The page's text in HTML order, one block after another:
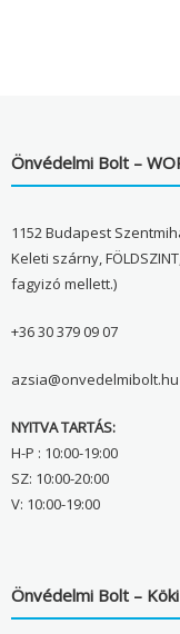
Önvédelmi Bolt –
1152 Budapest
Keleti szárny,
fagyizó mellett.)
+36 30 379 09 07
azsia@onvedelmibolt.hu
NYITVA TARTÁS:
H-P : 10:00-19:00
SZ: 10:00-20:00
V: 10:00-19:00
Önvédelmi Bolt –